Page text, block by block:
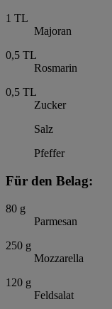
1 TL
Majoran
0,5 TL
Rosmarin
0,5 TL
Zucker
Salz
Pfeffer
Für den Belag:
80 g
Parmesan
250 g
Mozzarella
120 g
Feldsalat